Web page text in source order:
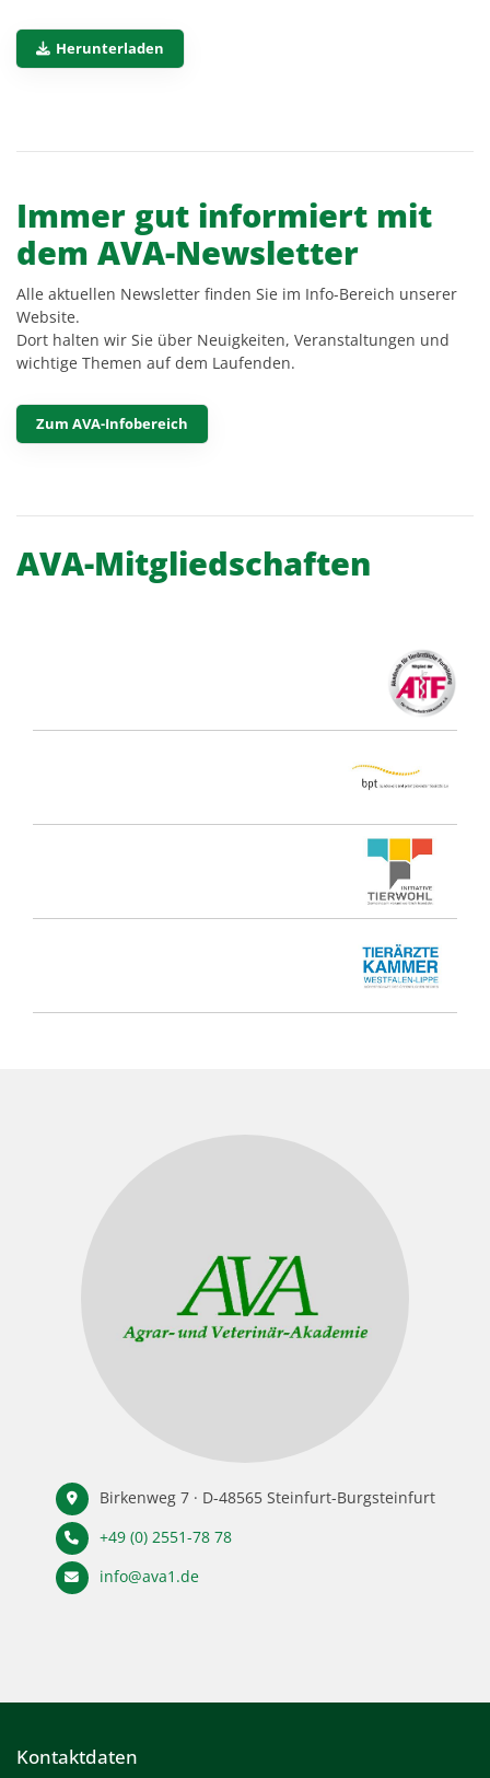
Herunterladen
Immer gut informiert mit
dem AVA-Newsletter
Alle aktuellen Newsletter finden Sie im Info-Bereich unserer
Website.
Dort halten wir Sie über Neuigkeiten, Veranstaltungen und
wichtige Themen auf dem Laufenden.
Zum AVA-Infobereich
AVA-Mitgliedschaften
Birkenweg 7 · D-48565 Steinfurt-Burgsteinfurt
+49 (0) 2551-78 78
info@ava1.de
Kontaktdaten